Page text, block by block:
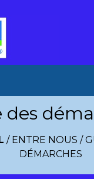
des
/ ENTRE NOUS /
DÉMARCHES